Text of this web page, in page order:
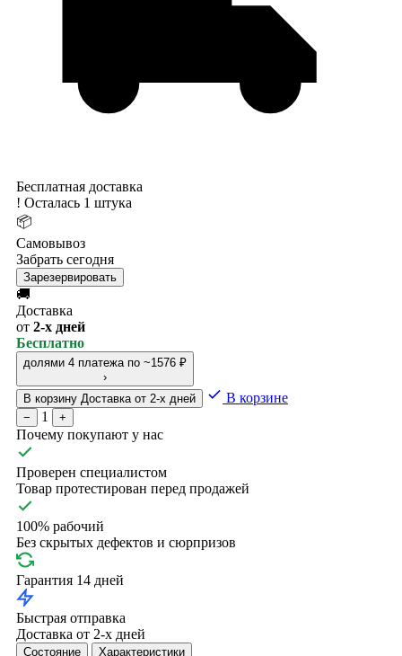
Бесплатная доставка
! Осталась 1 штука
📦
Самовывоз
Забрать сегодня
Зарезервировать
🚚
Доставка
от 2-х дней
Бесплатно
долями 4 платежа по ~1576 ₽
›
В корзину Доставка от 2-х дней В корзине
− 1 +
Почему покупают у нас
Проверен специалистом
Товар протестирован перед продажей
100% рабочий
Без скрытых дефектов и сюрпризов
Гарантия 14 дней
Быстрая отправка
Доставка от 2-х дней
Состояние Характеристики